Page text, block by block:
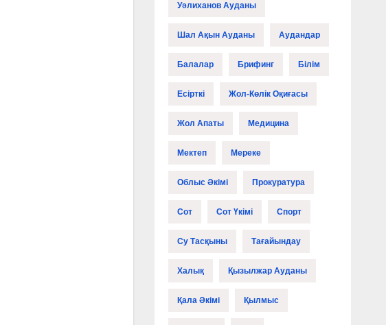
Уәлиханов Ауданы
Шал Ақын Ауданы Аудандар
Балалар Брифинг Білім
Есірткі Жол-Көлік Оқиғасы
Жол Апаты Медицина
Мектеп Мереке
Облыс Әкімі Прокуратура
Сот Сот Үкімі Спорт
Су Тасқыны Тағайындау
Халық Қызылжар Ауданы
Қала Әкімі Қылмыс